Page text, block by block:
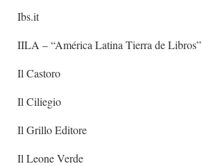
Ibs.it
IILA – “América Latina Tierra de Libros”
Il Castoro
Il Ciliegio
Il Grillo Editore
Il Leone Verde